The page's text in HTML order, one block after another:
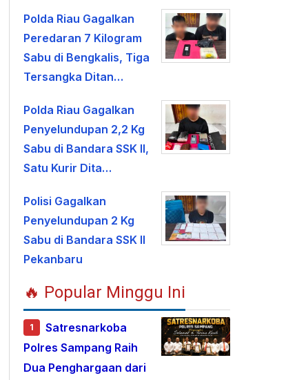
Polda Riau Gagalkan
Peredaran 7 Kilogram
Sabu di Bengkalis, Tiga
Tersangka Ditan…
Polda Riau Gagalkan
Penyelundupan 2,2 Kg
Sabu di Bandara SSK II,
Satu Kurir Dita…
Polisi Gagalkan
Penyelundupan 2 Kg
Sabu di Bandara SSK II
Pekanbaru
🔥 Popular Minggu Ini
1
Satresnarkoba
Polres Sampang Raih
Dua Penghargaan dari